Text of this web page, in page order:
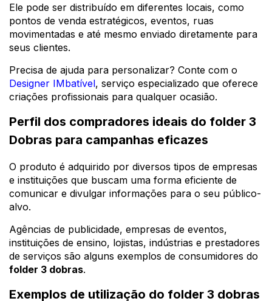
Ele pode ser distribuído em diferentes locais, como
pontos de venda estratégicos, eventos, ruas
movimentadas e até mesmo enviado diretamente para
seus clientes.
Precisa de ajuda para personalizar? Conte com o
Designer IMbatível, serviço especializado que oferece
criações profissionais para qualquer ocasião.
Perfil dos compradores ideais do folder 3
Dobras para campanhas eficazes
O produto é adquirido por diversos tipos de empresas
e instituições que buscam uma forma eficiente de
comunicar e divulgar informações para o seu público-
alvo.
Agências de publicidade, empresas de eventos,
instituições de ensino, lojistas, indústrias e prestadores
de serviços são alguns exemplos de consumidores do
folder 3 dobras.
Exemplos de utilização do folder 3 dobras